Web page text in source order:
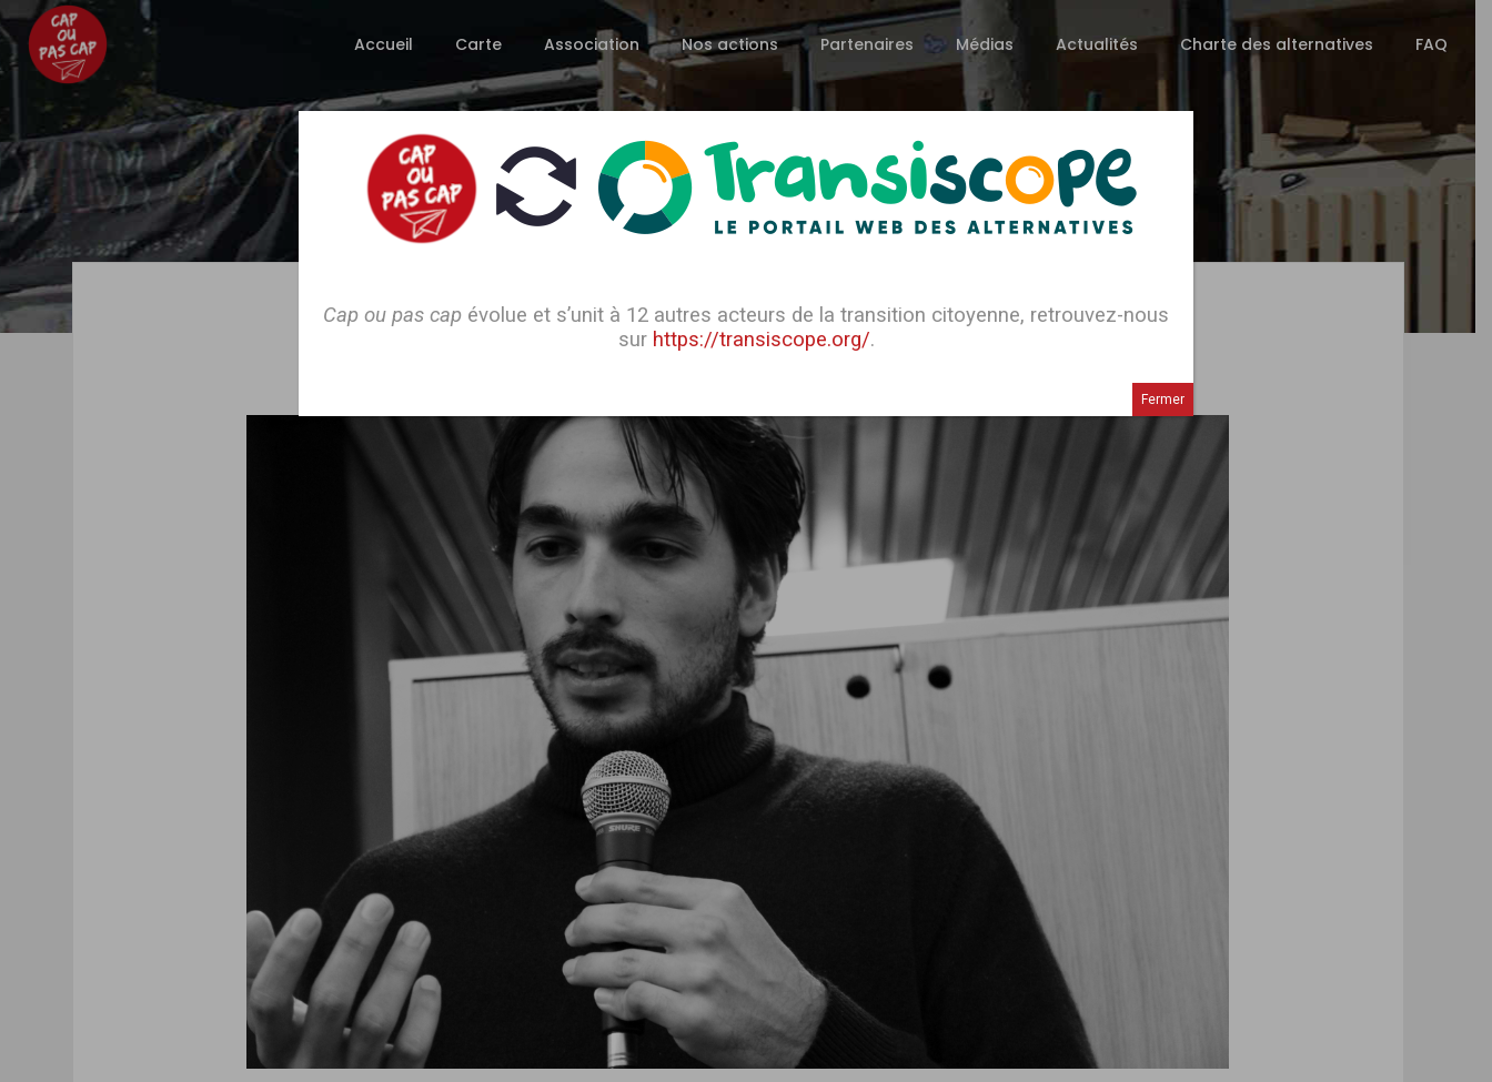
Accueil Carte Association Nos actions Partenaires Médias Actualités Charte des alternatives FAQ
Actualités
Cap ou pas cap évolue et s’unit à 12 autres acteurs de la transition citoyenne, retrouvez-nous
sur https://transiscope.org/.
Fermer